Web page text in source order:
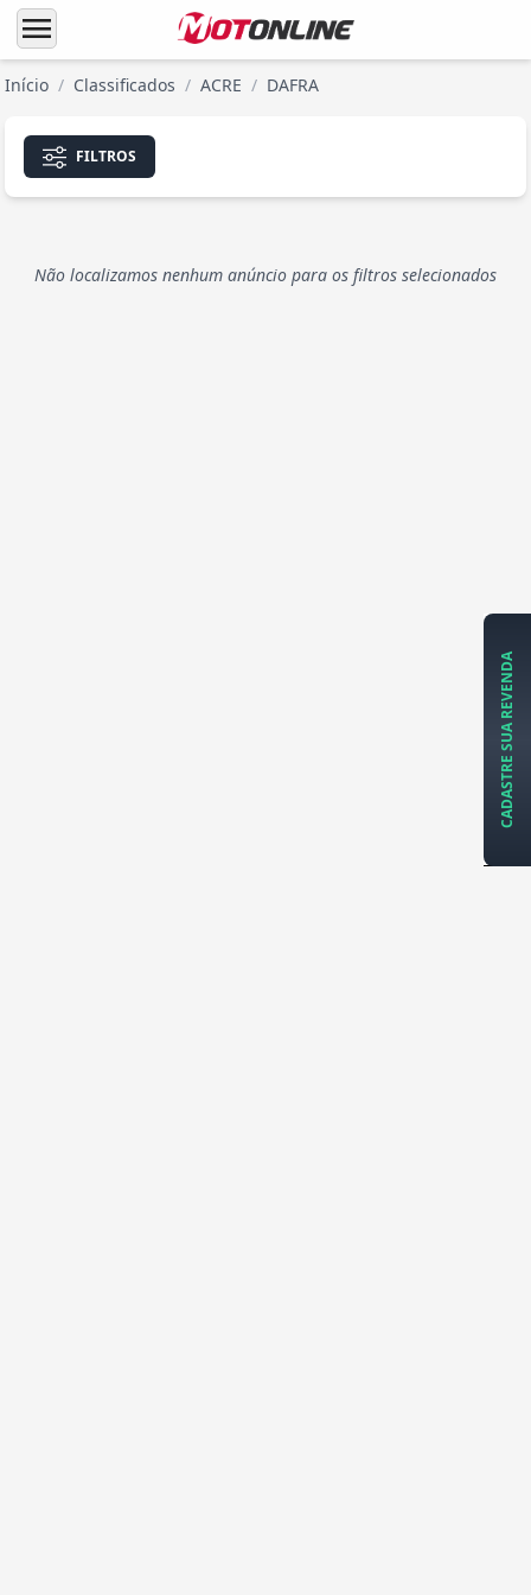
menu
Início / Classificados / ACRE / DAFRA
FILTROS
Não localizamos nenhum anúncio para os filtros selecionados
CADASTRE SUA REVENDA